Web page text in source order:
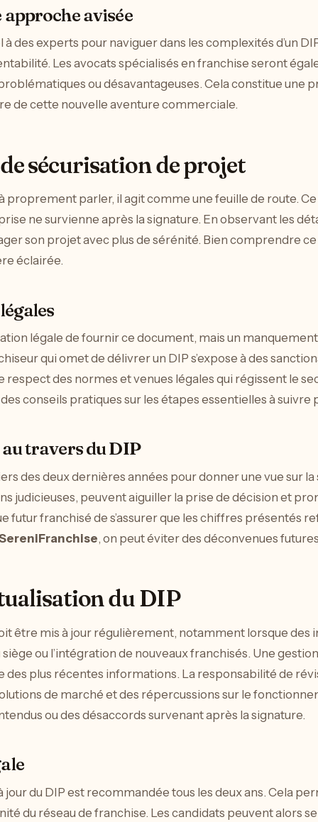
approche avisée
des experts pour naviguer dans les complexités d’un
Les avocats spécialisés en franchise seront
ou désavantageuses. Cela constitue une
de cette nouvelle aventure commerciale.
sécurisation de projet
proprement parler, il agit comme une feuille de route.
ne survienne après la signature. En observant les
son projet avec plus de sérénité. Bien comprendre
éclairée.
légale de fournir ce document, mais un
qui omet de délivrer un DIP s’expose à des
des normes et venues légales qui régissent le
conseils pratiques sur les étapes essentielles à suivre
travers du DIP
des deux dernières années pour donner une vue sur
judicieuses, peuvent aiguiller la prise de décision et
futur franchisé de s’assurer que les chiffres présentés
, on peut éviter des déconvenues
du DIP
être mis à jour régulièrement, notamment lorsque
ou l’intégration de nouveaux franchisés. Une
des plus récentes informations. La responsabilité de
de marché et des répercussions sur le
ou des désaccords survenant après la signature.
du DIP est recommandée tous les deux ans. Cela
du réseau de franchise. Les candidats peuvent alors